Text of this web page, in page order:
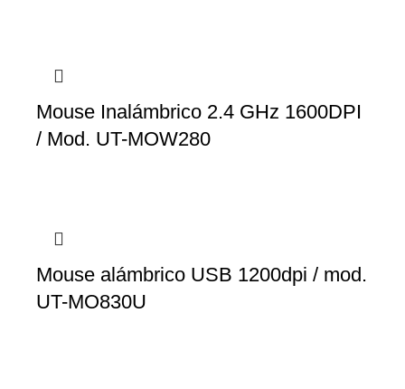
Mouse Inalámbrico 2.4 GHz 1600DPI
/ Mod. UT-MOW280
Mouse alámbrico USB 1200dpi / mod.
UT-MO830U